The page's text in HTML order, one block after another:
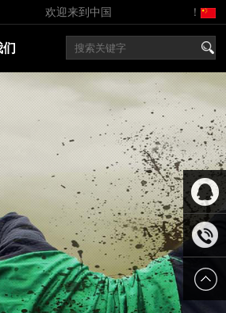
在线客
在线咨
欢迎来到中国 ！